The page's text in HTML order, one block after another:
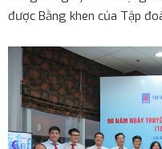
được Bằng khen của Tập